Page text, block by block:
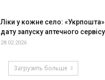
Ліки у кожне село:
дату запуску аптечного
28.02.2026
Загрузить больше